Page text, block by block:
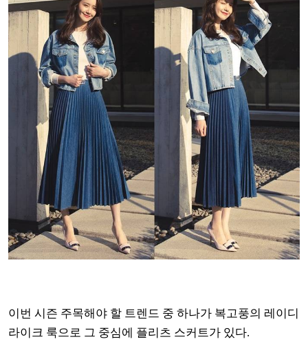
이번 시즌 주목해야 할 트렌드 중 하나가 복고풍의 레이디
라이크 룩으로 그 중심에 플리츠 스커트가 있다.